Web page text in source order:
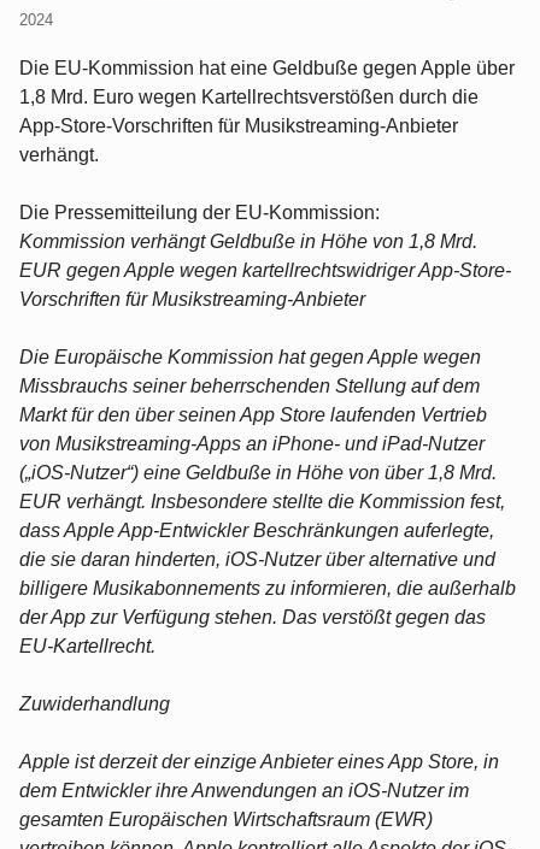
2024
Die EU-Kommission hat eine Geldbuße gegen Apple über
1,8 Mrd. Euro wegen Kartellrechtsverstößen durch die
App-Store-Vorschriften für Musikstreaming-Anbieter
verhängt.
Die Pressemitteilung der EU-Kommission:
Kommission verhängt Geldbuße in Höhe von 1,8 Mrd.
EUR gegen Apple wegen kartellrechtswidriger App-Store-
Vorschriften für Musikstreaming-Anbieter
Die Europäische Kommission hat gegen Apple wegen
Missbrauchs seiner beherrschenden Stellung auf dem
Markt für den über seinen App Store laufenden Vertrieb
von Musikstreaming-Apps an iPhone- und iPad-Nutzer
(„iOS-Nutzer“) eine Geldbuße in Höhe von über 1,8 Mrd.
EUR verhängt. Insbesondere stellte die Kommission fest,
dass Apple App-Entwickler Beschränkungen auferlegte,
die sie daran hinderten, iOS-Nutzer über alternative und
billigere Musikabonnements zu informieren, die außerhalb
der App zur Verfügung stehen. Das verstößt gegen das
EU-Kartellrecht.
Zuwiderhandlung
Apple ist derzeit der einzige Anbieter eines App Store, in
dem Entwickler ihre Anwendungen an iOS-Nutzer im
gesamten Europäischen Wirtschaftsraum (EWR)